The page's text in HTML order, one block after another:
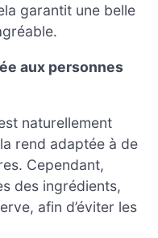
garantit une belle
aux personnes
naturellement
rend adaptée à de
Cependant,
des ingrédients,
afin d’éviter les